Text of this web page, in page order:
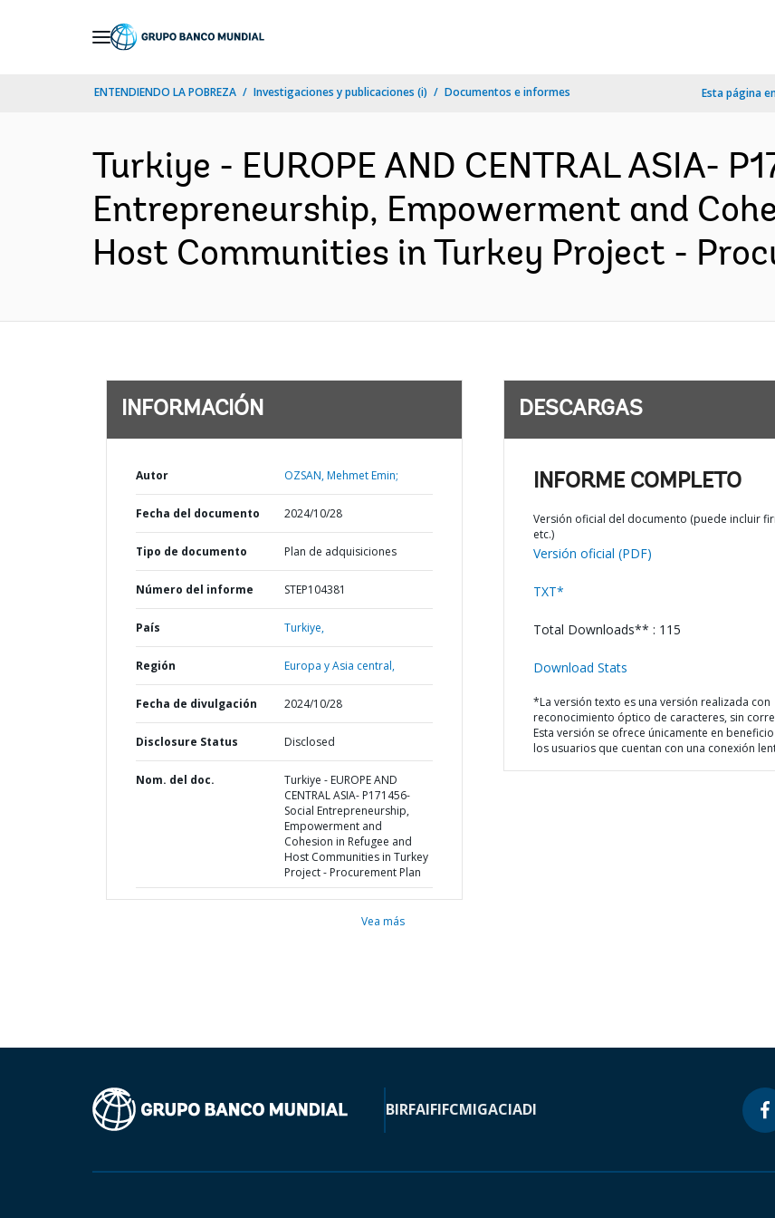
ENTENDIENDO LA POBREZA Investigaciones y publicaciones (i) Documentos e informes Esta página
Turkiye - EUROPE AND CENTRAL ASIA-
Entrepreneurship, Empowerment and
Host Communities in Turkey Project -
INFORMACIÓN
Autor OZSAN, Mehmet Emin;
Fecha del documento 2024/10/28
Tipo de documento Plan de adquisiciones
Número del informe STEP104381
País Turkiye,
Región Europa y Asia central,
Fecha de divulgación 2024/10/28
Disclosure Status Disclosed
Nom. del doc.
Turkiye - EUROPE AND
CENTRAL ASIA- P171456-
Social Entrepreneurship,
Empowerment and
Cohesion in Refugee and
Host Communities in Turkey
Project - Procurement Plan
Vea más
DESCARGAS
INFORME COMPLETO
Versión oficial del documento (puede incluir
etc.)
Versión oficial (PDF)
TXT*
Total Downloads** : 115
Download Stats
*La versión texto es una versión realizada con
reconocimiento óptico de caracteres, sin
Esta versión se ofrece únicamente en
los usuarios que cuentan con una conexión
BIRFAIFIFCMIGACIADI